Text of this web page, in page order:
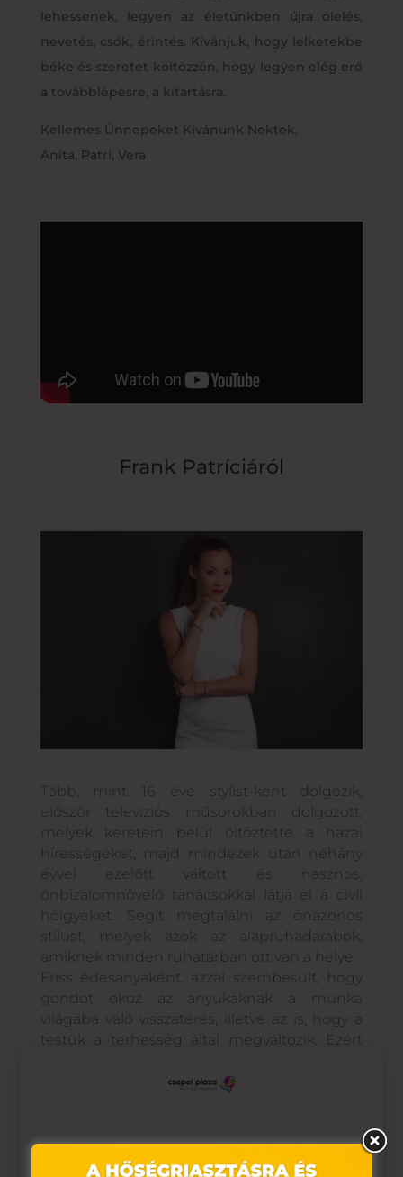
lehessenek, legyen az életünkben újra ölelés,
nevetés, csók, érintés. Kívánjuk, hogy lelketekbe
béke és szeretet költözzön, hogy legyen elég erő
a továbblépésre, a kitartásra.
Kellemes Ünnepeket Kívánunk Nektek,
Anita, Patri, Vera
Frank Patríciáról
Több, mint 16 éve stylist-ként dolgozik,
először televíziós műsorokban dolgozott,
melyek keretein belül öltöztette a hazai
hírességeket, majd mindezek után néhány
évvel ezelőtt váltott és hasznos,
önbizalomnövelő tanácsokkal látja el a civil
hölgyeket. Segít megtalálni az önazonos
stílust, melyek azok az alapruhadarabok,
amiknek minden ruhatárban ott van a helye.
Friss édesanyaként, azzal szembesült, hogy
gondot okoz az anyukáknak a munka
világába való visszatérés, illetve az is, hogy a
testük a terhesség által megváltozik. Ezért
anyukáknak szóló programmal;
Saját social média felületein is igyekszik
rendszeresen hasznos tanácsokkal ellátni
Ez az oldal sütiket használ